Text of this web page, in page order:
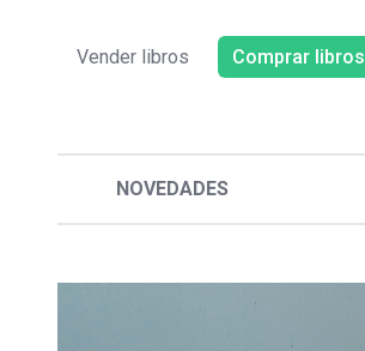
Vender libros Comprar libros
NOVEDADES